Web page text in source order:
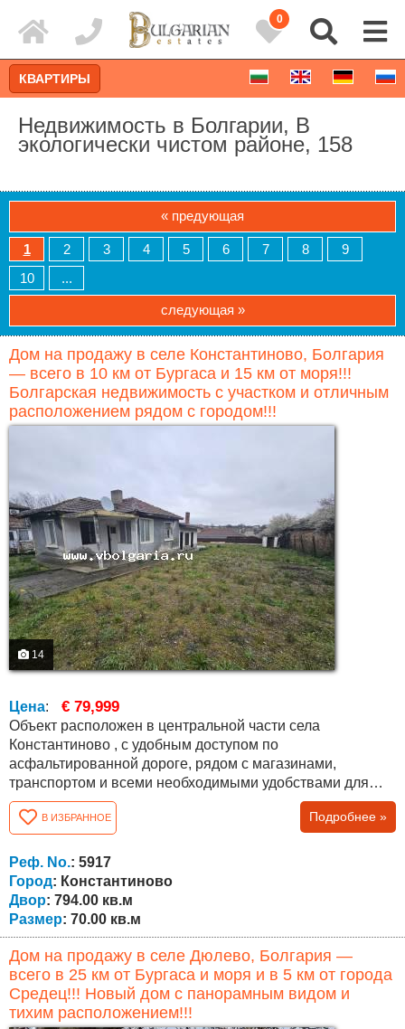
0
Расширенный поиск
КВАРТИРЫ
Недвижимость в Болгарии, В
экологически чистом районе, 158
« предующая
1 2 3 4 5 6 7 8
9
10
...
следующая »
Дом на продажу в селе Константиново, Болгария
— всего в 10 км от Бургаса и 15 км от моря!!!
Болгарская недвижимость с участком и отличным
расположением рядом с городом!!!
14
Цена: € 79,999
Объект расположен в центральной части села
Константиново , с удобным доступом по
асфальтированной дороге, рядом с магазинами,
транспортом и всеми необходимыми удобствами для
постоянного проживания. Дом состоит из основной
жилой части с тремя комнатами и коридором, а также
пристроенного дополнительного помещения с двумя
комнатами и ванной с туалетом. Обе части могут быть
объединены в одно более просторное и
функциональное...
В ИЗБРАННОЕ Подробнее »
Реф. No.: 5917
Город: Константиново
Двор: 794.00 кв.м
Размер: 70.00 кв.м
Дом на продажу в селе Дюлево, Болгария —
всего в 25 км от Бургаса и моря и в 5 км от города
Средец!!! Новый дом с панорамным видом и
тихим расположением!!!